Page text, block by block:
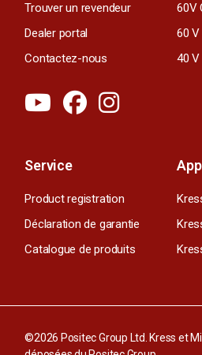
Trouver un revendeur
Dealer portal
Contactez-nous
60V
60
40
Service
Product registration
Déclaration de garantie
Catalogue de produits
App
©2026 Positec Group Ltd. Kress et